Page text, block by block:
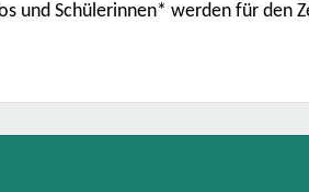
und Schülerinnen* werden für den